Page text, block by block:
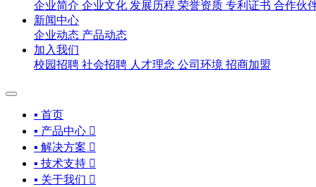
企业简介 企业文化 发展历程 荣誉资质 专利证书 合作伙
新闻中心
企业动态 产品动态
加入我们
校园招聘 社会招聘 人才理念 公司环境 招商加盟
▪ 首页
▪ 产品中心 
▪ 解决方案 
▪ 技术支持 
▪ 关于我们 